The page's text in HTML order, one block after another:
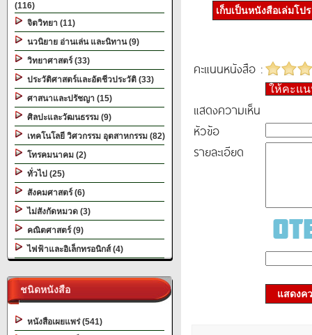
(116)
จิตวิทยา (11)
นวนิยาย อ่านเล่น และนิทาน (9)
วิทยาศาสตร์ (33)
ประวัติศาสตร์และอัตชีวประวัติ (33)
ศาสนาและปรัชญา (15)
ศิลปะและวัฒนธรรม (9)
เทคโนโลยี วิศวกรรม อุตสาหกรรม (82)
โทรคมนาคม (2)
ทั่วไป (25)
สังคมศาสตร์ (6)
ไม่สังกัดหมวด (3)
คณิตศาสตร์ (9)
ไฟฟ้าและอิเล็กทรอนิกส์ (4)
ชนิดหนังสือ
หนังสือเผยแพร่ (541)
เก็บเป็นหนังสือเล่มโป
คะแนนหนังสือ :
ให้คะแ
แสดงความเห็น
หัวข้อ
รายละเอียด
แสดงค